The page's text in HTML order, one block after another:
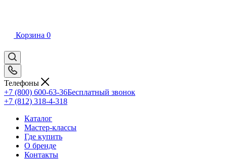
Корзина 0
Телефоны
+7 (800) 600-63-36Бесплатный звонок
+7 (812) 318-4-318
Каталог
Мастер-классы
Где купить
О бренде
Контакты